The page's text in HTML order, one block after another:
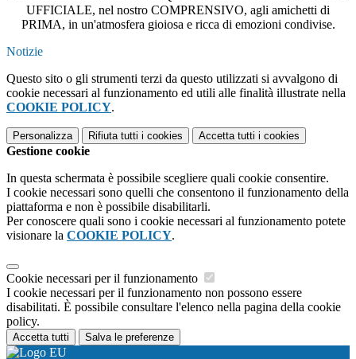
UFFICIALE, nel nostro COMPRENSIVO, agli amichetti di
PRIMA, in un'atmosfera gioiosa e ricca di emozioni condivise.
Notizie
Questo sito o gli strumenti terzi da questo utilizzati si avvalgono di
cookie necessari al funzionamento ed utili alle finalità illustrate nella
COOKIE POLICY.
Personalizza Rifiuta tutti i cookies Accetta tutti i cookies
Gestione cookie
In questa schermata è possibile scegliere quali cookie consentire.
I cookie necessari sono quelli che consentono il funzionamento della
piattaforma e non è possibile disabilitarli.
Per conoscere quali sono i cookie necessari al funzionamento potete
visionare la COOKIE POLICY.
Cookie necessari per il funzionamento
I cookie necessari per il funzionamento non possono essere
disabilitati. È possibile consultare l'elenco nella pagina della cookie
policy.
Accetta tutti Salva le preferenze